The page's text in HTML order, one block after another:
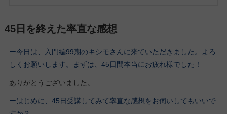
45日を終えた率直な感想
ー今日は、入門編99期のキシモさんに来ていただきました。よろ
しくお願いします。
まずは、45日間本当にお疲れ様でした！
ありがとうございました。
ーはじめに、45日受講してみて率直な感想をお伺いしてもいいで